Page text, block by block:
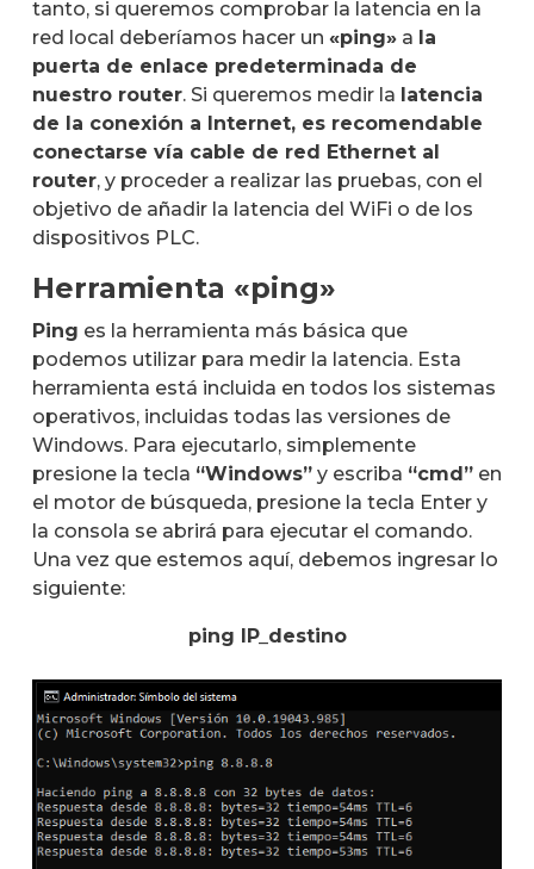
tanto, si queremos comprobar la latencia en la
red local deberíamos hacer un «ping» a la
puerta de enlace predeterminada de
nuestro router. Si queremos medir la latencia
de la conexión a Internet, es recomendable
conectarse vía cable de red Ethernet al
router, y proceder a realizar las pruebas, con el
objetivo de añadir la latencia del WiFi o de los
dispositivos PLC.
Herramienta «ping»
Ping es la herramienta más básica que
podemos utilizar para medir la latencia. Esta
herramienta está incluida en todos los sistemas
operativos, incluidas todas las versiones de
Windows. Para ejecutarlo, simplemente
presione la tecla “Windows” y escriba “cmd” en
el motor de búsqueda, presione la tecla Enter y
la consola se abrirá para ejecutar el comando.
Una vez que estemos aquí, debemos ingresar lo
siguiente:
ping IP_destino